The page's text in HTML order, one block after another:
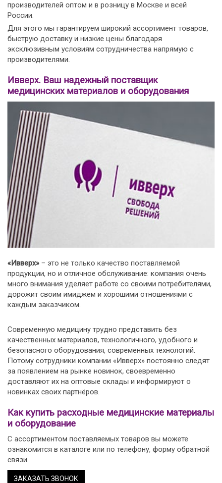
производителей оптом и в розницу в Москве и всей
России.
Для этого мы гарантируем широкий ассортимент товаров,
быструю доставку и низкие цены благодаря
эксклюзивным условиям сотрудничества напрямую с
производителями.
Ивверх. Ваш надежный поставщик
медицинских материалов и оборудования
«Ивверх»– это не только качество поставляемой
продукции, но и отличное обслуживание: компания очень
много внимания уделяет работе со своими потребителями,
дорожит своим имиджем и хорошими отношениями с
каждым заказчиком.
Современную медицину трудно представить без
качественных материалов, технологичного, удобного и
безопасного оборудования, современных технологий.
Потому сотрудники компании «Ивверх» постоянно следят
за появлением на рынке новинок, своевременно
доставляют их на оптовые склады и информируют о
новинках своих партнёров.
Как купить расходные медицинские материалы
и оборудование
С ассортиментом поставляемых товаров вы можете
ознакомится в каталоге или по телефону, форму обратной
связи.
ЗАКАЗАТЬ ЗВОНОК